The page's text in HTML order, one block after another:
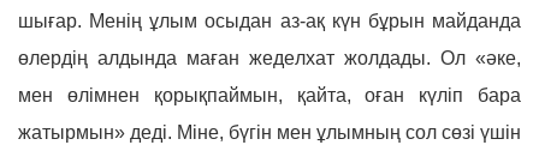
шығар. Менің ұлым осыдан аз-ақ күн бұрын майданда
өлердің алдында маған жеделхат жолдады. Ол «әке,
мен өлімнен қорықпаймын, қайта, оған күліп бара
жатырмын» деді. Міне, бүгін мен ұлымның сол сөзі үшін